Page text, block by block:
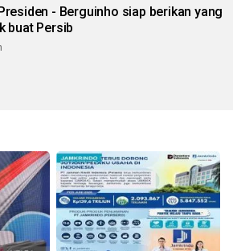
- Berguinho siap berikan yang
buat Persib